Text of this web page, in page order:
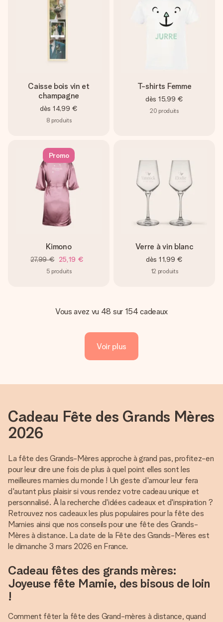
Caisse bois vin et
champagne
dès 14,99 €
8 produits
T-shirts Femme
dès 15,99 €
20 produits
Promo
Kimono
27,99 € 25,19 €
5 produits
Verre à vin blanc
dès 11,99 €
12 produits
Vous avez vu 48 sur 154 cadeaux
Voir plus
Cadeau Fête des Grands Mères
2026
La fête des Grands-Mères approche à grand pas, profitez-en
pour leur dire une fois de plus à quel point elles sont les
meilleures mamies du monde ! Un geste d'amour leur fera
d'autant plus plaisir si vous rendez votre cadeau unique et
personnalisé. À la recherche d'idées cadeaux et d'inspiration ?
Retrouvez nos cadeaux les plus populaires pour la fête des
Mamies ainsi que nos conseils pour une fête des Grands-
Mères à distance. La date de la Fête des Grands-Mères est
le dimanche 3 mars 2026 en France.
Cadeau fêtes des grands mères:
Joyeuse fête Mamie, des bisous de loin
!
Comment fêter la fête des Grand-mères à distance, quand